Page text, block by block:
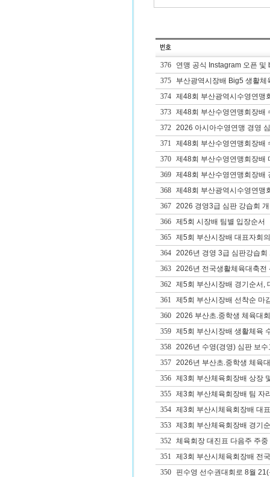
376
연맹 공식 Instagram 오픈 및
375
부산광역시장배 Big5 생활체
374
제48회 부산광역시수영연맹
373
제48회 부산수영연맹회장배
372
2026 아시아수영연맹 경영
371
제48회 부산수영연맹회장배
370
제48회 부산수영연맹회장배
369
제48회 부산수영연맹회장배
368
제48회 부산광역시수영연맹
367
2026 경영3급 심판 강습회
366
제5회 시장배 팀별 입장순서
365
제5회 부산시장배 대표자회
364
2026년 경영 3급 심판강습회
363
2026년 전국생활체육대축전
362
제5회 부산시장배 경기순서,
361
제5회 부산시장배 선착순 마
360
2026 부산초.중학생 체육대
359
제5회 부산시장배 생활체육
358
2026년 수영(경영) 심판 보
357
2026년 부산초.중학생 체육
356
제3회 부산체육회장배 상장
355
제3회 부산체육회장배 팀 자
354
제3회 부산시체육회장배 대
353
제3회 부산체육회장배 경기
352
체육회장 대진표 다음주 주중
351
제3회 부산시체육회장배 전
350
핀수영 선수권대회로 8월